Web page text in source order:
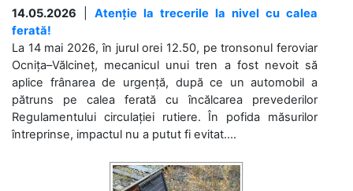
14.05.2026
Atenție la trecerile la nivel cu calea
ferată!
La 14 mai 2026, în jurul orei 12.50, pe tronsonul feroviar
Ocnița–Vălcineț, mecanicul unui tren a fost nevoit să
aplice frânarea de urgență, după ce un automobil a
pătruns pe calea ferată cu încălcarea prevederilor
Regulamentului circulației rutiere. În pofida măsurilor
întreprinse, impactul nu a putut fi evitat....